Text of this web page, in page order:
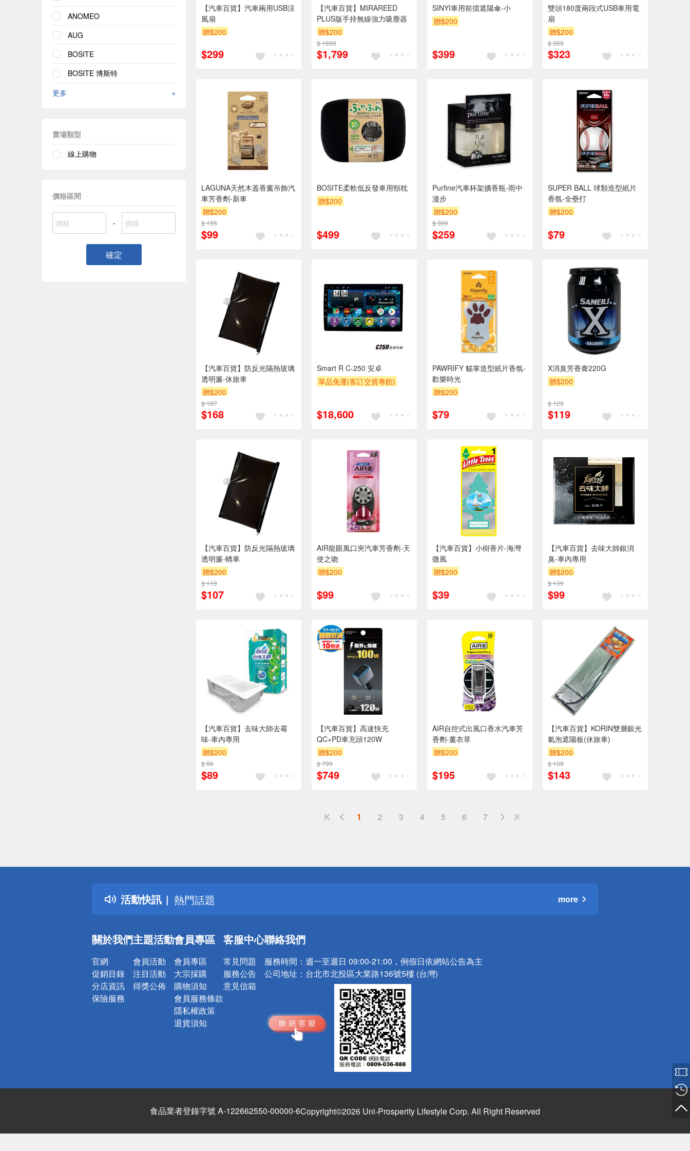
ANOMEO
AUG
BOSITE
BOSITE 博斯特
更多
+
賣場類型
線上購物
價格區間
-
確定
【汽車百貨】汽車兩用USB涼
風扇
贈$200
$299
【汽車百貨】MIRAREED
PLUS版手持無線強力吸塵器
贈$200
$ 1999
$1,799
SINYI車用前擋遮陽傘-小
贈$200
$399
雙頭180度兩段式USB車用電
扇
贈$200
$ 359
$323
LAGUNA天然木蓋香薰吊飾汽
車芳香劑-新車
贈$200
$ 155
$99
BOSITE柔軟低反發車用頸枕
贈$200
$499
Purfine汽車杯架擴香瓶-雨中
漫步
贈$200
$ 359
$259
SUPER BALL 球類造型紙片
香氛-全壘打
贈$200
$79
【汽車百貨】防反光隔熱玻璃
透明簾-休旅車
贈$200
$ 187
$168
Smart R C-250 安卓
單品免運(客訂交貨專館)
$18,600
PAWRIFY 貓掌造型紙片香氛-
歡樂時光
贈$200
$79
X消臭芳香膏220G
贈$200
$ 129
$119
【汽車百貨】防反光隔熱玻璃
透明簾-轎車
贈$200
$ 119
$107
AIR龍眼風口夾汽車芳香劑-天
使之吻
贈$200
$99
【汽車百貨】小樹香片-海灣
微風
贈$200
$39
【汽車百貨】去味大師銀消
臭-車內專用
贈$200
$ 139
$99
【汽車百貨】去味大師去霉
味-車內專用
贈$200
$ 96
$89
【汽車百貨】高速快充
QC+PD車充頭120W
贈$200
$ 799
$749
AIR自控式出風口香水汽車芳
香劑-薰衣草
贈$200
$195
【汽車百貨】KORIN雙層銀光
氣泡遮陽板(休旅車)
贈$200
$ 159
$143
1 2 3 4 5 6 7
活動快訊
詐騙網頁！請小心！
得獎公告
熱門話題
銀行優惠
詐騙網頁！請小心！
more
關於我們
官網
促銷目錄
分店資訊
保險服務
主題活動
會員活動
注目活動
得獎公佈
會員專區
會員專區
大宗採購
購物須知
會員服務條款
隱私權政策
退貨須知
客服中心
常見問題
服務公告
意見信箱
聯絡我們
服務時間： 週一至週日 09:00-21:00，例假日依網站公告為主
公司地址： 台北市北投區大業路136號5樓 (台灣)
食品業者登錄字號 A-122662550-00000-6Copyright©2026 Uni-Prosperity Lifestyle Corp. All Right Reserved